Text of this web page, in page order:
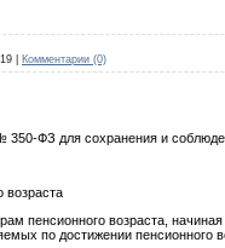
Комментарии (0)
ФЗ для сохранения и
возраста
пенсионного возраста,
по достижении пенсионного